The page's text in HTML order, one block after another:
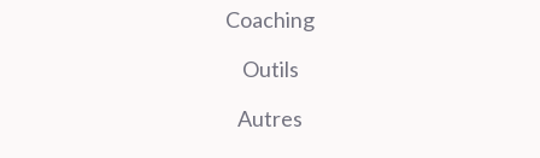
Coaching
Outils
Autres